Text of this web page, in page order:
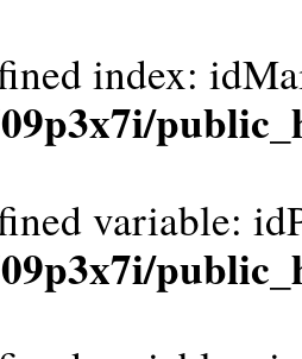
index:
variable: